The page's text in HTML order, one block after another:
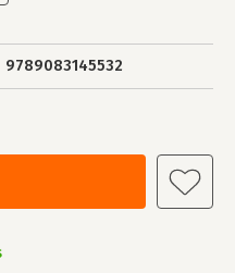
9789083145532